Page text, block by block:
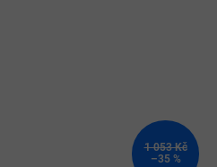
1 053 Kč
–35 %